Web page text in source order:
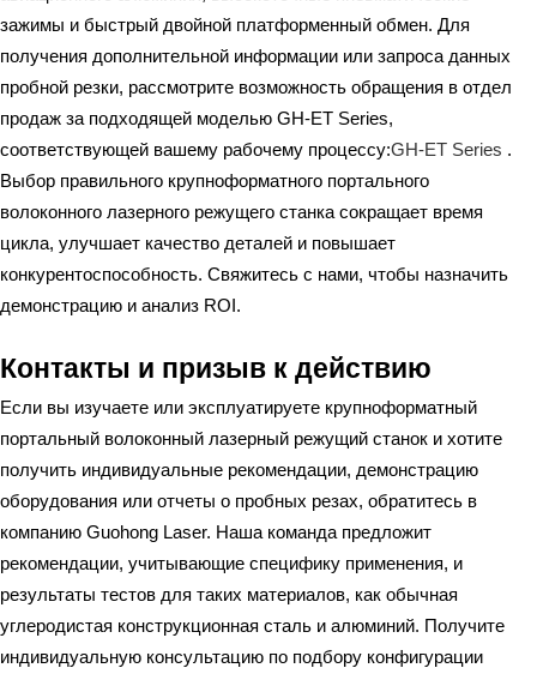
зажимы и быстрый двойной платформенный обмен. Для
получения дополнительной информации или запроса данных
пробной резки, рассмотрите возможность обращения в отдел
продаж за подходящей моделью GH-ET Series,
соответствующей вашему рабочему процессу:GH-ET Series .
Выбор правильного крупноформатного портального
волоконного лазерного режущего станка сокращает время
цикла, улучшает качество деталей и повышает
конкурентоспособность. Свяжитесь с нами, чтобы назначить
демонстрацию и анализ ROI.
Контакты и призыв к действию
Если вы изучаете или эксплуатируете крупноформатный
портальный волоконный лазерный режущий станок и хотите
получить индивидуальные рекомендации, демонстрацию
оборудования или отчеты о пробных резах, обратитесь в
компанию Guohong Laser. Наша команда предложит
рекомендации, учитывающие специфику применения, и
результаты тестов для таких материалов, как обычная
углеродистая конструкционная сталь и алюминий. Получите
индивидуальную консультацию по подбору конфигурации